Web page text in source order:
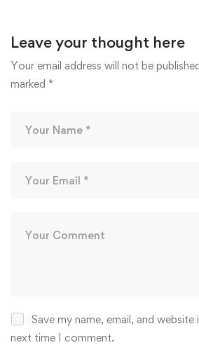
CAO NHẤT? 🎉🏆
22/04/2026
Leave your thought here
Your email address will not be
marked *
Save my name, email, and
next time I comment.